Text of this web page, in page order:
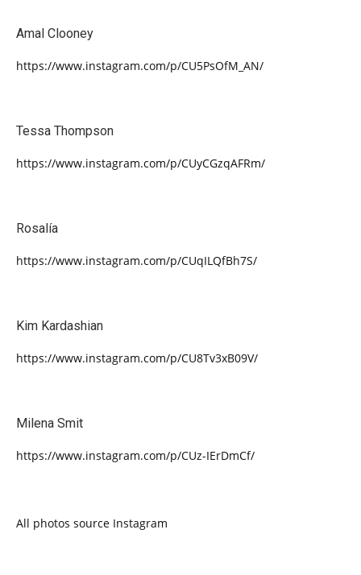
Amal Clooney
https://www.instagram.com/p/CU5PsOfM_AN/
Tessa Thompson
https://www.instagram.com/p/CUyCGzqAFRm/
Rosalía
https://www.instagram.com/p/CUqILQfBh7S/
Kim Kardashian
https://www.instagram.com/p/CU8Tv3xB09V/
Milena Smit
https://www.instagram.com/p/CUz-IErDmCf/
All photos source Instagram